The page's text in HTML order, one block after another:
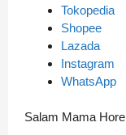
Tokopedia
Shopee
Lazada
Instagram
WhatsApp
Salam Mama Hore